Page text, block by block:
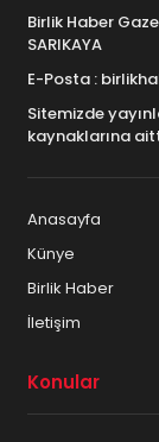
Birlik Haber
SARIKAYA
E-Posta :
Sitemizde
kaynaklarına
Anasayfa
Künye
Birlik Haber
İletişim
Konular